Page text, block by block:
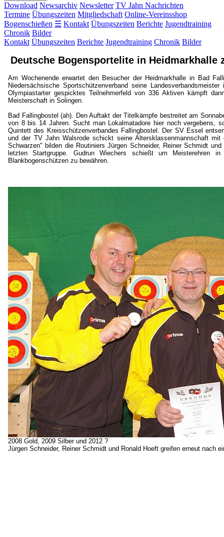
Download Newsarchiv Newsletter TV Jahn Nachrichten
Termine Übungszeiten Mitgliedschaft Online-Vereinsshop
Bogenschießen ☰ Kontakt Übungszeiten Berichte Jugendtraining
Chronik Bilder
Kontakt Übungszeiten Berichte Jugendtraining Chronik Bilder